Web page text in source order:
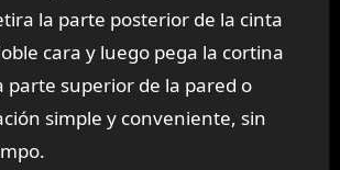
la parte posterior de la cinta
cara y luego pega la cortina
parte superior de la pared o
simple y conveniente, sin